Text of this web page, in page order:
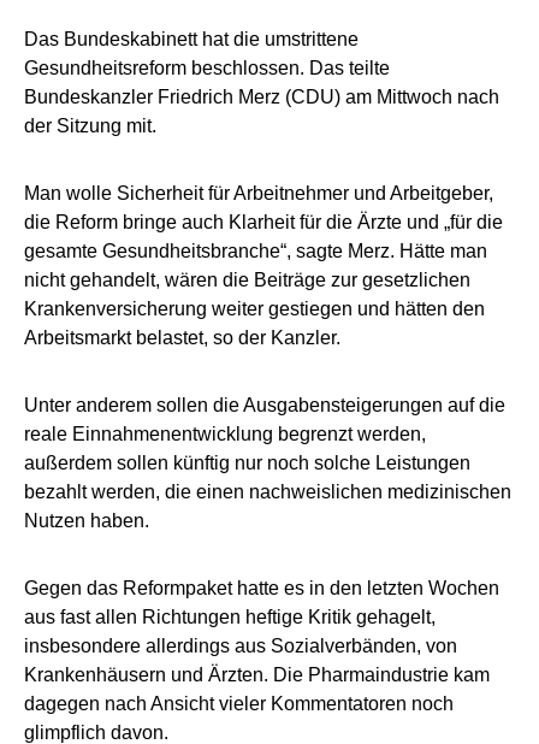
Das Bundeskabinett hat die umstrittene
Gesundheitsreform beschlossen. Das teilte
Bundeskanzler Friedrich Merz (CDU) am Mittwoch nach
der Sitzung mit.
Man wolle Sicherheit für Arbeitnehmer und Arbeitgeber,
die Reform bringe auch Klarheit für die Ärzte und „für die
gesamte Gesundheitsbranche“, sagte Merz. Hätte man
nicht gehandelt, wären die Beiträge zur gesetzlichen
Krankenversicherung weiter gestiegen und hätten den
Arbeitsmarkt belastet, so der Kanzler.
Unter anderem sollen die Ausgabensteigerungen auf die
reale Einnahmenentwicklung begrenzt werden,
außerdem sollen künftig nur noch solche Leistungen
bezahlt werden, die einen nachweislichen medizinischen
Nutzen haben.
Gegen das Reformpaket hatte es in den letzten Wochen
aus fast allen Richtungen heftige Kritik gehagelt,
insbesondere allerdings aus Sozialverbänden, von
Krankenhäusern und Ärzten. Die Pharmaindustrie kam
dagegen nach Ansicht vieler Kommentatoren noch
glimpflich davon.